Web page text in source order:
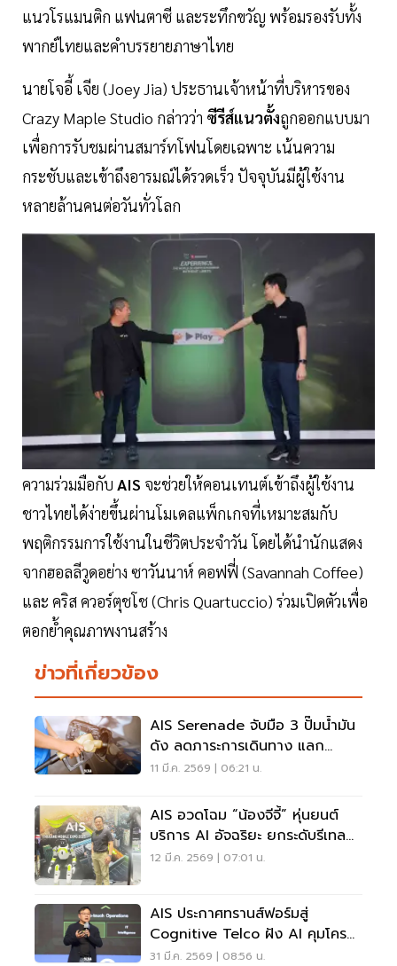
แนวโรแมนติก แฟนตาซี และระทึกขวัญ พร้อมรองรับทั้ง
พากย์ไทยและคำบรรยายภาษาไทย
นายโจอี้ เจีย (Joey Jia) ประธานเจ้าหน้าที่บริหารของ
Crazy Maple Studio กล่าวว่า ซีรีส์แนวตั้งถูกออกแบบมา
เพื่อการรับชมผ่านสมาร์ทโฟนโดยเฉพาะ เน้นความ
กระชับและเข้าถึงอารมณ์ได้รวดเร็ว ปัจจุบันมีผู้ใช้งาน
หลายล้านคนต่อวันทั่วโลก
ความร่วมมือกับ AIS จะช่วยให้คอนเทนต์เข้าถึงผู้ใช้งาน
ชาวไทยได้ง่ายขึ้นผ่านโมเดลแพ็กเกจที่เหมาะสมกับ
พฤติกรรมการใช้งานในชีวิตประจำวัน โดยได้นำนักแสดง
จากฮอลลีวูดอย่าง ซาวันนาห์ คอฟฟี่ (Savannah Coffee)
และ คริส ควอร์ตุชโช (Chris Quartuccio) ร่วมเปิดตัวเพื่อ
ตอกย้ำคุณภาพงานสร้าง
ข่าวที่เกี่ยวข้อง
AIS Serenade จับมือ 3 ปั๊มน้ำมัน
ดัง ลดภาระการเดินทาง แลก
ส่วนลด ผ่านแอป MyAIS
11 มี.ค. 2569 | 06:21 น.
AIS อวดโฉม “น้องจีจี้” หุ่นยนต์
บริการ AI อัจฉริยะ ยกระดับรีเทล
ยุคใหม่
12 มี.ค. 2569 | 07:01 น.
AIS ประกาศทรานส์ฟอร์มสู่
Cognitive Telco ฝัง AI คุมโครง
ข่ายอัจฉริยะ
31 มี.ค. 2569 | 08:56 น.